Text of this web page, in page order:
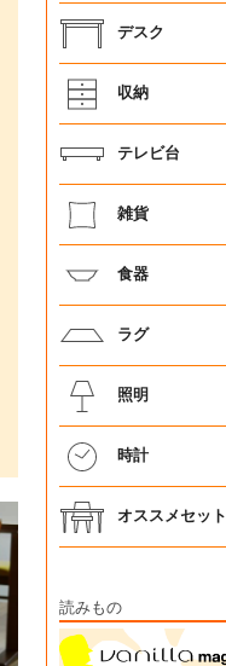
デスク
収納
テレビ台
雑貨
食器
ラグ
照明
時計
オススメセット
読みもの